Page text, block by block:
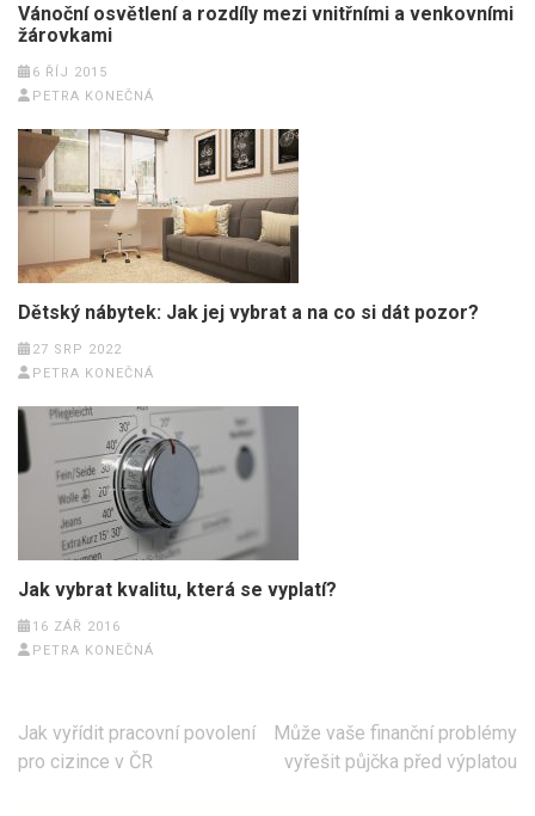
Vánoční osvětlení a rozdíly mezi vnitřními a venkovními
žárovkami
6 ŘÍJ 2015
PETRA KONEČNÁ
Dětský nábytek: Jak jej vybrat a na co si dát pozor?
27 SRP 2022
PETRA KONEČNÁ
Jak vybrat kvalitu, která se vyplatí?
16 ZÁŘ 2016
PETRA KONEČNÁ
Navigace
pro
Jak vyřídit pracovní povolení
pro cizince v ČR
Může vaše finanční problémy
vyřešit půjčka před výplatou